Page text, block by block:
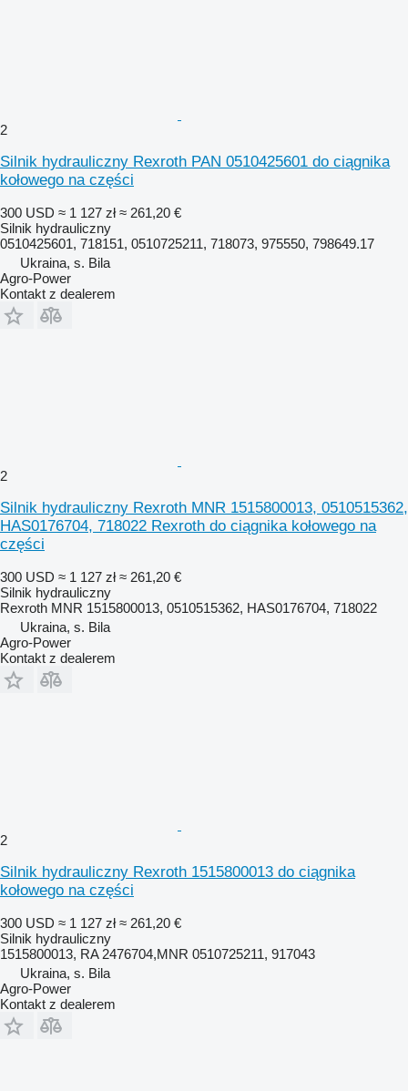
2
Silnik hydrauliczny Rexroth PAN 0510425601 do ciągnika
kołowego na części
300 USD ≈ 1 127 zł ≈ 261,20 €
Silnik hydrauliczny
0510425601, 718151, 0510725211, 718073, 975550, 798649.17
Ukraina, s. Bila
Agro-Power
Kontakt z dealerem
2
Silnik hydrauliczny Rexroth MNR 1515800013, 0510515362,
HAS0176704, 718022 Rexroth do ciągnika kołowego na
części
300 USD ≈ 1 127 zł ≈ 261,20 €
Silnik hydrauliczny
Rexroth MNR 1515800013, 0510515362, HAS0176704, 718022
Ukraina, s. Bila
Agro-Power
Kontakt z dealerem
2
Silnik hydrauliczny Rexroth 1515800013 do ciągnika
kołowego na części
300 USD ≈ 1 127 zł ≈ 261,20 €
Silnik hydrauliczny
1515800013, RA 2476704,MNR 0510725211, 917043
Ukraina, s. Bila
Agro-Power
Kontakt z dealerem